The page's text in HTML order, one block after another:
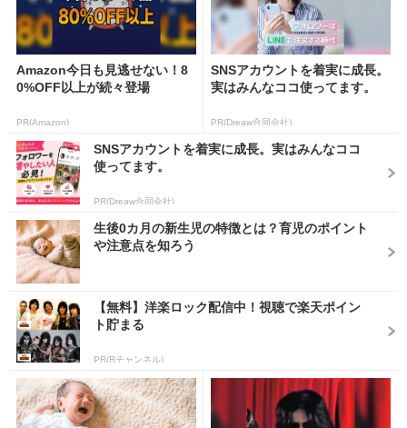
Amazon今日も見逃せない！8
0%OFF以上が続々登場
PR(Amazon)
SNSアカウントを着実に成長。
実はみんなココ使ってます。
PR(Dreaw合同会社)
SNSアカウントを着実に成長。実はみんなココ
使ってます。
PR(Dreaw合同会社)
生後0カ月の新生児の特徴とは？育児のポイント
や注意点を知ろう
【無料】洋楽ロック配信中！視聴で楽天ポイン
ト貯まる
PR(Rチャンネル)